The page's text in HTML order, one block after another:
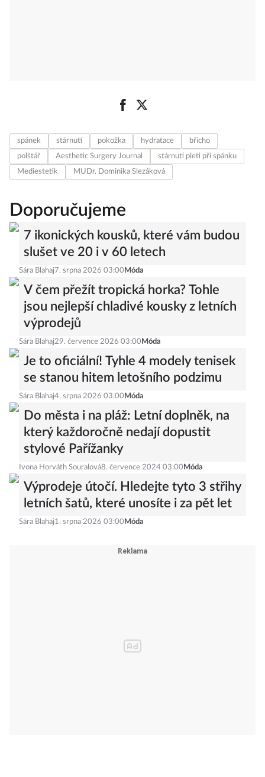
spánek stárnutí pokožka hydratace
břicho
polštář
Aesthetic Surgery Journal
stárnutí pleti při spánku
Mediestetik
MUDr. Dominika Slezáková
Doporučujeme
7 ikonických kousků, které vám budou
slušet ve 20 i v 60 letech
Sára Blahaj 7. srpna 2026 03:00 Móda
V čem přežít tropická horka? Tohle
jsou nejlepší chladivé kousky z letních
výprodejů
Sára Blahaj29. července 2026 03:00 Móda
Je to oficiální! Tyhle 4 modely tenisek
se stanou hitem letošního podzimu
Sára Blahaj4. srpna 2026 03:00 Móda
Do města i na pláž: Letní doplněk, na
který každoročně nedají dopustit
stylové Pařížanky
Ivona Horváth Souralová8. července 2024 03:00 Móda
Výprodeje útočí. Hledejte tyto 3 střihy
letních šatů, které unosíte i za pět let
Sára Blahaj1. srpna 2026 03:00 Móda